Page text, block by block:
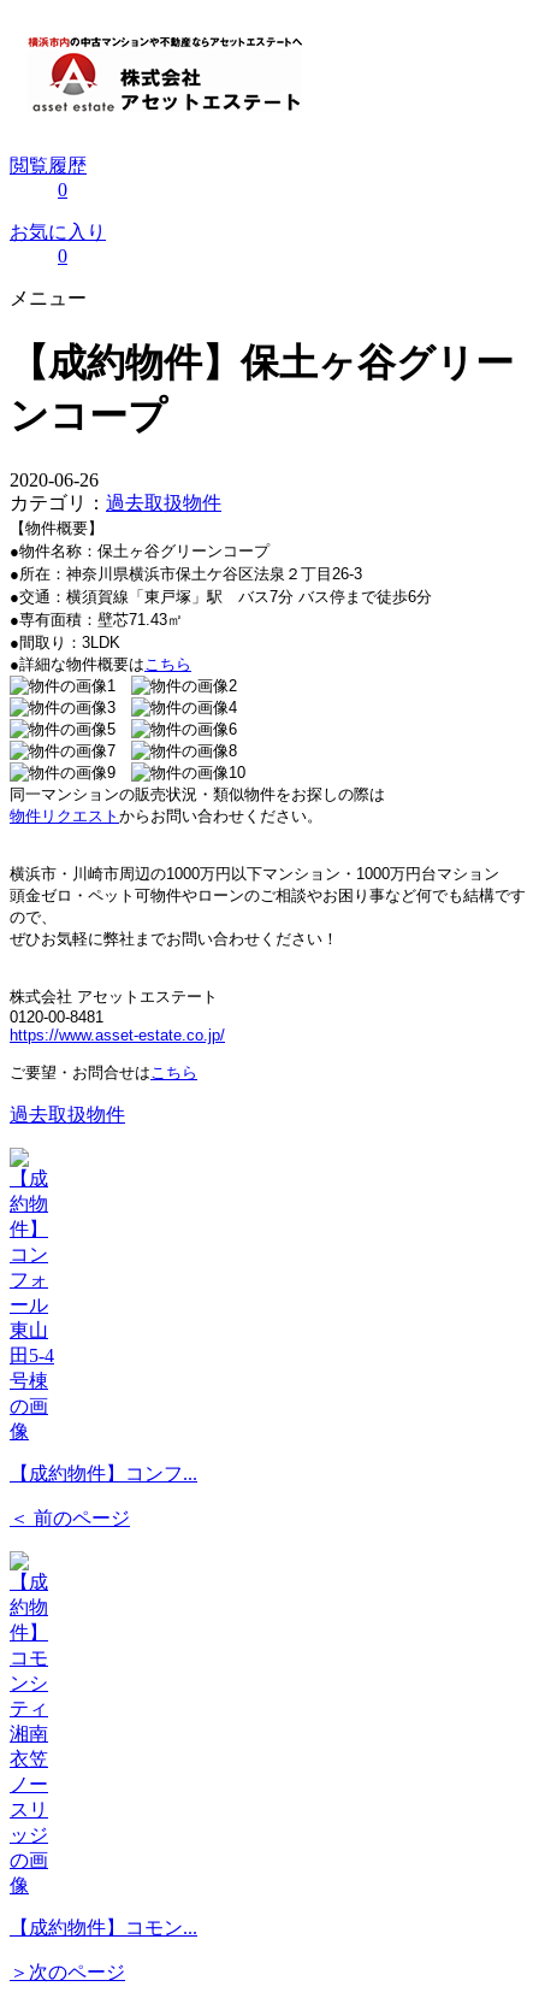
閲覧履歴
0
お気に入り
0
メニュー
【成約物件】保土ヶ谷グリー
ンコープ
2020-06-26
カテゴリ： 過去取扱物件
【物件概要】
●物件名称：保土ヶ谷グリーンコープ
●所在：神奈川県横浜市保土ケ谷区法泉２丁目26-3
●交通：横須賀線「東戸塚」駅 バス7分 バス停まで徒歩6分
●専有面積：壁芯71.43㎡
●間取り：3LDK
●詳細な物件概要は こちら
同一マンションの販売状況・類似物件をお探しの際は
物件リクエスト からお問い合わせください。
横浜市・川崎市周辺の1000万円以下マンション・ 1000万円台マション
頭金ゼロ・ペット可物件やローンのご相談やお困り事など何でも結構です
ので、
ぜひお気軽に弊社までお問い合わせください！
株式会社 アセットエステート
0120-00-8481
https://www.asset-estate.co.jp/
ご要望・お問合せは こちら
過去取扱物件
【成約物件】コンフ...
＜ 前のページ
【成約物件】コモン...
＞次のページ